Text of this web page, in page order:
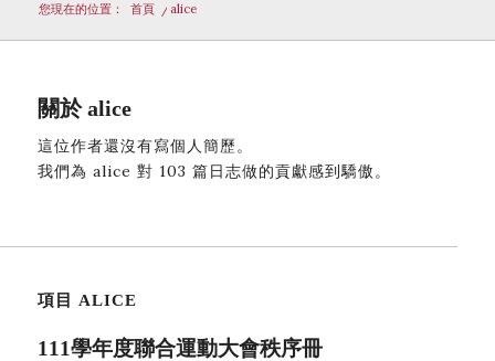
您現在的位置： 首頁 / alice
關於alice
這位作者還沒有寫個人簡歷。
我們為 alice 對 103 篇日志做的貢獻感到驕傲。
項目 ALICE
111學年度聯合運動大會秩序冊